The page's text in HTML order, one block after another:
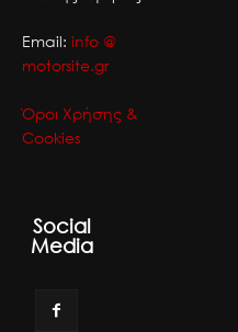
Email: info @
motorsite.gr
Όροι Χρήσης &
Cookies
Social
Media